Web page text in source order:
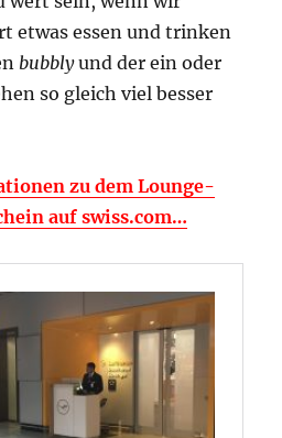
etwas essen und trinken
bubblyund der ein oder
so gleich viel besser
zu dem Lounge-
auf swiss.com…